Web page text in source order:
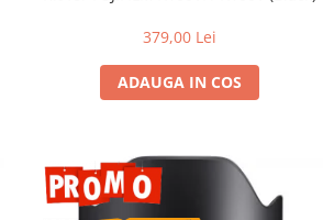
379,00 Lei
ADAUGA IN COS